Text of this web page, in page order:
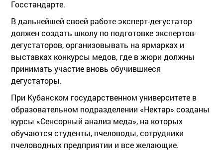
Госстандарте.
В дальнейшей своей работе эксперт-дегустатор
должен создать школу по подготовке экспертов-
дегустаторов, организовывать на ярмарках и
выставках конкурсы медов, где в жюри должны
принимать участие вновь обучившиеся
дегустаторы.
При Кубанском государственном университете в
образовательном подразделении «Нектар» созданы
курсы «Сенсорный анализ меда», на которых
обучаются студенты, пчеловоды, сотрудники
пчеловодных предприятии и все желающие.